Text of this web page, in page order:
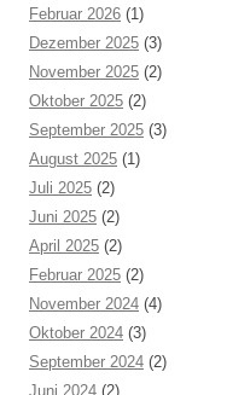
Februar 2026 (1)
Dezember 2025 (3)
November 2025 (2)
Oktober 2025 (2)
September 2025 (3)
August 2025 (1)
Juli 2025 (2)
Juni 2025 (2)
April 2025 (2)
Februar 2025 (2)
November 2024 (4)
Oktober 2024 (3)
September 2024 (2)
Juni 2024 (2)